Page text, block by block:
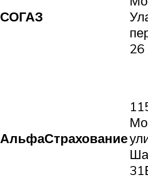
СОГАЗ
26
АльфаСтрахование